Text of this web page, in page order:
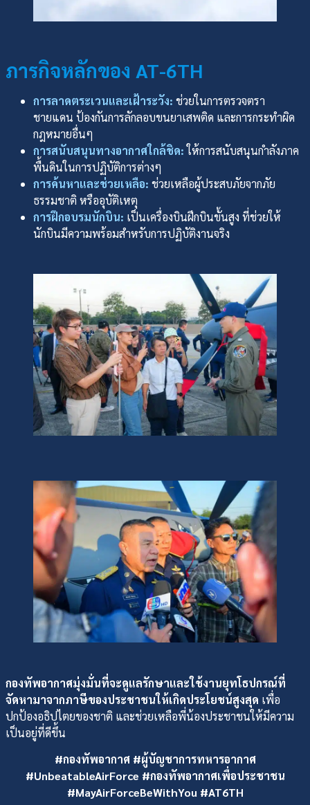
ภารกิจหลักของ AT-6TH
การลาดตระเวนและเฝ้าระวัง: ช่วยในการตรวจตรา
ชายแดน ป้องกันการลักลอบขนยาเสพติด และการกระทำผิด
กฎหมายอื่นๆ
การสนับสนุนทางอากาศใกล้ชิด:ให้การสนับสนุนกำลังภาค
พื้นดินในการปฏิบัติการต่างๆ
การค้นหาและช่วยเหลือ: ช่วยเหลือผู้ประสบภัยจากภัย
ธรรมชาติ หรืออุบัติเหตุ
การฝึกอบรมนักบิน: เป็นเครื่องบินฝึกบินขั้นสูง ที่ช่วยให้
นักบินมีความพร้อมสำหรับการปฏิบัติงานจริง
กองทัพอากาศมุ่งมั่นที่จะดูแลรักษาและใช้งานยุทโธปกรณ์ที่
จัดหามาจากภาษีของประชาชนให้เกิดประโยชน์สูงสุด เพื่อ
ปกป้องอธิปไตยของชาติ และช่วยเหลือพี่น้องประชาชนให้มีความ
เป็นอยู่ที่ดีขึ้น
#กองทัพอากาศ #ผู้บัญชาการทหารอากาศ
#UnbeatableAirForce #กองทัพอากาศเพื่อประชาชน
#MayAirForceBeWithYou #AT6TH